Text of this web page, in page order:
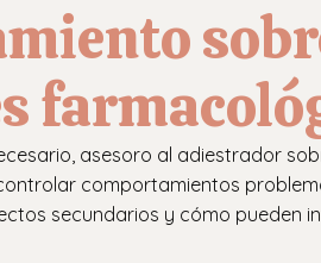
asesoro al adiestrador
comportamientos
secundarios y cómo pueden